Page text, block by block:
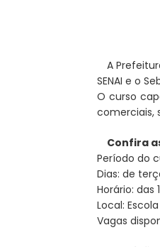
A
SENAI e o
O curso
comerciais,
Confira
Período do
Dias: de
Horário: das
Local:
Vagas